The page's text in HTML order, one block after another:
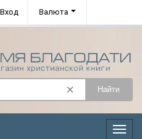
Вход Валюта
Найти
Меню